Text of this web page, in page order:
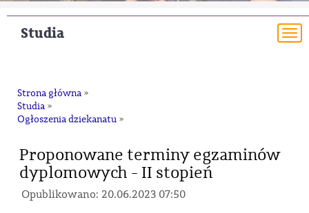
Studia
Strona główna »
Studia »
Ogłoszenia dziekanatu »
Proponowane terminy egzaminów
dyplomowych - II stopień
Opublikowano: 20.06.2023 07:50